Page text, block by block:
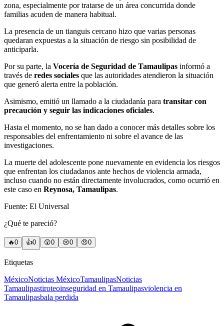
zona, especialmente por tratarse de un área concurrida donde
familias acuden de manera habitual.
La presencia de un tianguis cercano hizo que varias personas
quedaran expuestas a la situación de riesgo sin posibilidad de
anticiparla.
Por su parte, la Vocería de Seguridad de Tamaulipas informó a
través de redes sociales que las autoridades atendieron la situación
que generó alerta entre la población.
Asimismo, emitió un llamado a la ciudadanía para transitar con
precaución y seguir las indicaciones oficiales.
Hasta el momento, no se han dado a conocer más detalles sobre los
responsables del enfrentamiento ni sobre el avance de las
investigaciones.
La muerte del adolescente pone nuevamente en evidencia los riesgos
que enfrentan los ciudadanos ante hechos de violencia armada,
incluso cuando no están directamente involucrados, como ocurrió en
este caso en Reynosa, Tamaulipas.
Fuente: El Universal
¿Qué te pareció?
🔥0 👍0 😲0 😢0 😠0
Etiquetas
MéxicoNoticias MéxicoTamaulipasNoticias
Tamaulipastiroteoinseguridad en Tamaulipasviolencia en
Tamaulipasbala perdida